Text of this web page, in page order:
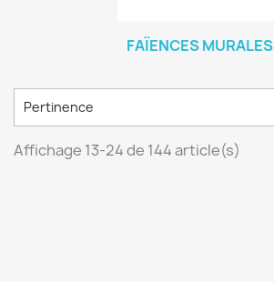
FAÏENCES MURALES
Pertinence
Affichage 13-24 de 144 article(s)